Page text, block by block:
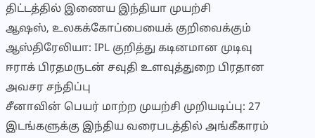
திட்டத்தில் இணைய இந்தியா முயற்சி
ஆஷஸ், உலகக்கோப்பையைக் குறிவைக்கும்
ஆஸ்திரேலியா: IPL குறித்து கடினமான முடிவு
ஈராக் பிரதமருடன் சவுதி உளவுத்துறை பிரதான
அவசர சந்திப்பு
சீனாவின் பெயர் மாற்ற முயற்சி முறியடிப்பு: 27
இடங்களுக்கு இந்திய வரைபடத்தில் அங்கீகாரம்